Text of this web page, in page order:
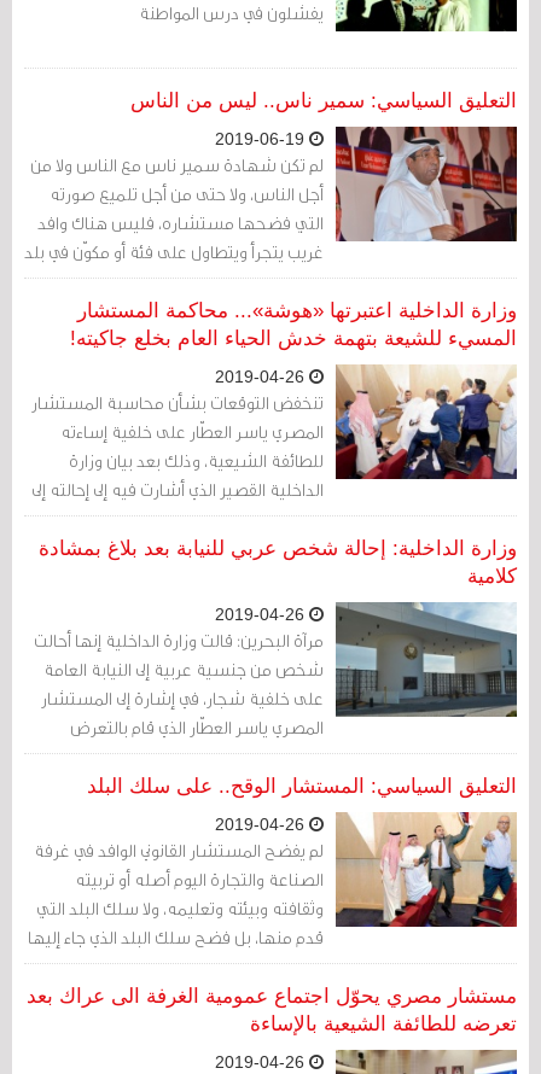
يفشلون في درس المواطنة
التعليق السياسي: سمير ناس.. ليس من الناس
لم تكن شهادة سمير ناس مع الناس ولا من
أجل الناس، ولا حتى من أجل تلميع صورته
التي فضحها مستشاره، فليس هناك وافد
غريب يتجرأ ويتطاول على فئة أو مكوّن في بلد
جاءها مسترزقاً، وبهذا الشكل الفج الوقح، ما
لم يكن يعمل في بيئة تغذي هذا النفس
الطائفي الكريه
وزارة الداخلية اعتبرتها «هوشة»... محاكمة المستشار
المسيء للشيعة بتهمة خدش الحياء العام بخلع جاكيته!
تنخفض التوقعات بشأن محاسبة المستشار
المصري ياسر العطّار على خلفية إساءته
للطائفة الشيعية، وذلك بعد بيان وزارة
الداخلية القصير الذي أشارت فيه إلى إحالته إلى
النيابة العامة على خلفية مشاجرة.
وزارة الداخلية: إحالة شخص عربي للنيابة بعد بلاغ بمشادة
كلامية
مرآة البحرين: قالت وزارة الداخلية إنها أحالت
شخص من جنسية عربية إلى النيابة العامة
على خلفية شجار، في إشارة إلى المستشار
المصري ياسر العطّار الذي قام بالتعرض
للطائفة الشيعية أمس.
التعليق السياسي: المستشار الوقح.. على سلك البلد
لم يفضح المستشار القانوني الوافد في غرفة
الصناعة والتجارة اليوم أصله أو تربيته
وثقافته وبيئته وتعليمه، ولا سلك البلد التي
قدم منها، بل فضح سلك البلد الذي جاء إليها
مسترزقاً مستنفعاً
مستشار مصري يحوّل اجتماع عمومية الغرفة الى عراك بعد
تعرضه للطائفة الشيعية بالإساءة